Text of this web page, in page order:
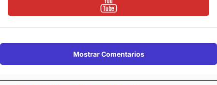
Mostrar Comentarios